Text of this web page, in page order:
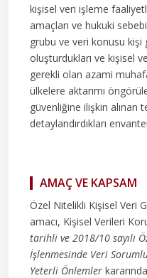
kişisel veri işleme
amaçları ve hukuki
grubu ve veri konusu kişi
oluşturdukları ve kişisel
gerekli olan azami
ülkelere aktarımı
güvenliğine ilişkin alınan
detaylandırdıkları
AMAÇ VE KAPSAM
Özel Nitelikli Kişisel Veri
amacı, Kişisel Verileri
tarihli ve 2018/10 sayılı
İşlenmesinde Veri
Yeterli Önlemler